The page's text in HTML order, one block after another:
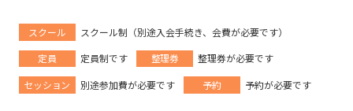
スクール
スクール制（別途入会手続き、会費が必要です）
定員
定員制です 整理券
整理券が必要です
セッション
別途参加費が必要です 予約 予約が必要です